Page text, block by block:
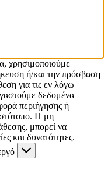
χρησιμοποιούμε
ή/και την πρόσβαση
για τις εν λόγω
δεδομένα
περιήγησης ή
Η μη
μπορεί να
και δυνατότητες.